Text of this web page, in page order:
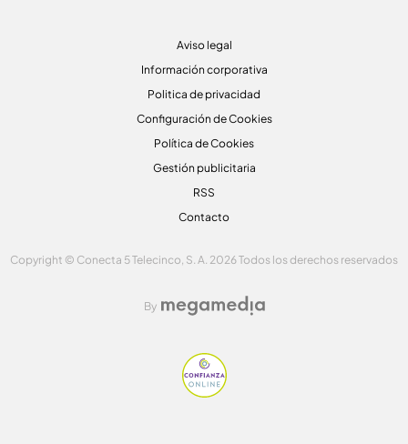
Aviso legal
Información corporativa
Politica de privacidad
Configuración de Cookies
Política de Cookies
Gestión publicitaria
RSS
Contacto
Copyright © Conecta 5 Telecinco, S. A. 2026 Todos los derechos reservados
By